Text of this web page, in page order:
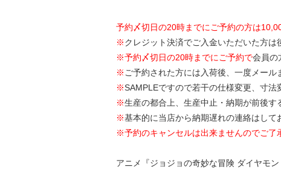
予約〆切日の20時までにご予約の方は
※クレジット決済でご入金いただいた方は
※予約〆切日の20時までにご予約で会員の
※ ご予約された方には入荷後、一度メール
※SAMPLEですので若干の仕様変更、寸法
※生産の都合上、生産中止・納期が前後す
※基本的に当店から納期遅れの連絡はして
※予約のキャンセルは出来ませんのでご了
アニメ『ジョジョの奇妙な冒険 ダイヤモ